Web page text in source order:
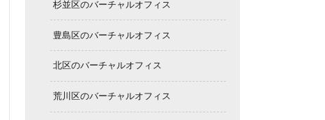
杉並区のバーチャルオフィス
豊島区のバーチャルオフィス
北区のバーチャルオフィス
荒川区のバーチャルオフィス